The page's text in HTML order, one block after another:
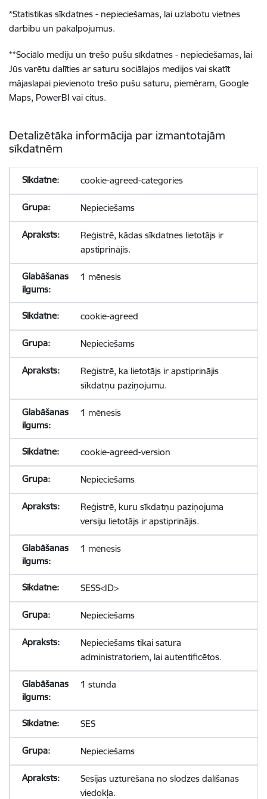
*Statistikas sīkdatnes - nepieciešamas, lai uzlabotu vietnes
darbību un pakalpojumus.
**Sociālo mediju un trešo pušu sīkdatnes - nepieciešamas, lai
Jūs varētu dalīties ar saturu sociālajos medijos vai skatīt
mājaslapai pievienoto trešo pušu saturu, piemēram, Google
Maps, PowerBI vai citus.
Detalizētāka informācija par izmantotajām
sīkdatnēm
cookie-agreed-categories
Nepieciešams
Reģistrē, kādas sīkdatnes lietotājs ir
apstiprinājis.
1 mēnesis
cookie-agreed
Nepieciešams
Reģistrē, ka lietotājs ir apstiprinājis
sīkdatņu paziņojumu.
1 mēnesis
cookie-agreed-version
Nepieciešams
Reģistrē, kuru sīkdatņu paziņojuma
versiju lietotājs ir apstiprinājis.
1 mēnesis
SESS<ID>
Nepieciešams
Nepieciešams tikai satura
administratoriem, lai autentificētos.
1 stunda
SES
Nepieciešams
Sesijas uzturēšana no slodzes dalīšanas
viedokļa.